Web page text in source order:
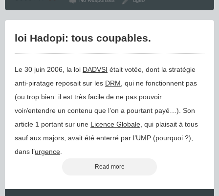
loi Hadopi: tous coupables.
Le 30 juin 2006, la loi DADVSI était votée, dont la stratégie
anti-piratage reposait sur les DRM , qui ne fonctionnent pas
(ou trop bien: il est très facile de ne pas pouvoir
voir/entendre un contenu que l’on a pourtant payé…). Son
article 1 portant sur une Licence Globale , qui plaisait à tous
sauf aux majors, avait été enterré par l’UMP (pourquoi ?),
dans l’urgence
Read more